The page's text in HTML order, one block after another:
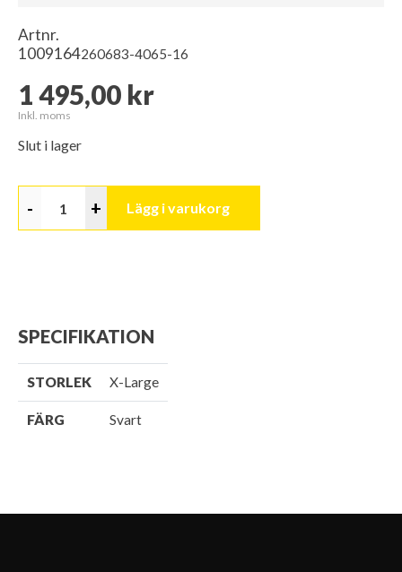
Artnr.
1009164260683-4065-16
1 495,00 kr
Inkl. moms
Slut i lager
- + Lägg i varukorg
SPECIFIKATION
STORLEK X-Large
FÄRG Svart